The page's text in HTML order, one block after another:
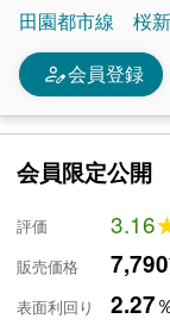
田園都市線
桜
person_edit会員登録
会員限定公開
評価 3.16
販売価格 7,790
表面利回り 2.27